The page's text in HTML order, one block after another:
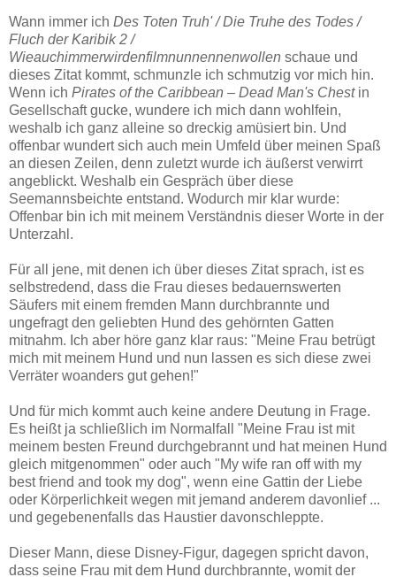
Wann immer ich Des Toten Truh' / Die Truhe des Todes /
Fluch der Karibik 2 /
Wieauchimmerwirdenfilmnunnennenwollen schaue und
dieses Zitat kommt, schmunzle ich schmutzig vor mich hin.
Wenn ich Pirates of the Caribbean – Dead Man's Chestin
Gesellschaft gucke, wundere ich mich dann wohlfein,
weshalb ich ganz alleine so dreckig amüsiert bin. Und
offenbar wundert sich auch mein Umfeld über meinen Spaß
an diesen Zeilen, denn zuletzt wurde ich äußerst verwirrt
angeblickt. Weshalb ein Gespräch über diese
Seemannsbeichte entstand. Wodurch mir klar wurde:
Offenbar bin ich mit meinem Verständnis dieser Worte in der
Unterzahl.
Für all jene, mit denen ich über dieses Zitat sprach, ist es
selbstredend, dass die Frau dieses bedauernswerten
Säufers mit einem fremden Mann durchbrannte und
ungefragt den geliebten Hund des gehörnten Gatten
mitnahm. Ich aber höre ganz klar raus: "Meine Frau betrügt
mich mit meinem Hund und nun lassen es sich diese zwei
Verräter woanders gut gehen!"
Und für mich kommt auch keine andere Deutung in Frage.
Es heißt ja schließlich im Normalfall "Meine Frau ist mit
meinem besten Freund durchgebrannt und hat meinen Hund
gleich mitgenommen" oder auch "My wife ran off with my
best friend and took my dog", wenn eine Gattin der Liebe
oder Körperlichkeit wegen mit jemand anderem davonlief ...
und gegebenenfalls das Haustier davonschleppte.
Dieser Mann, diese Disney-Figur, dagegen spricht davon,
dass seine Frau mit dem Hund durchbrannte, womit der